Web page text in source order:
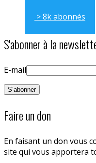
> 8k abonnés
S'abonner à la
E-mail
Faire un don
En faisant un don vous
site qui vous apportera